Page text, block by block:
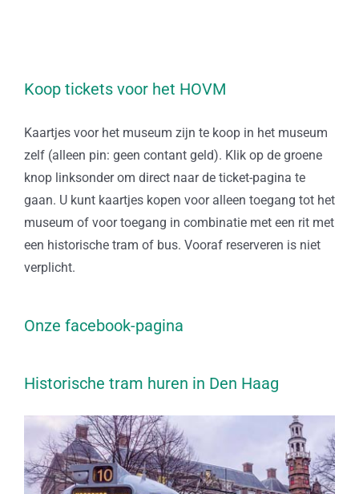
Koop tickets voor het HOVM
Kaartjes voor het museum zijn te koop in het museum
zelf (alleen pin: geen contant geld). Klik op de groene
knop linksonder om direct naar de ticket-pagina te
gaan. U kunt kaartjes kopen voor alleen toegang tot het
museum of voor toegang in combinatie met een rit met
een historische tram of bus. Vooraf reserveren is niet
verplicht.
Onze facebook-pagina
Historische tram huren in Den Haag